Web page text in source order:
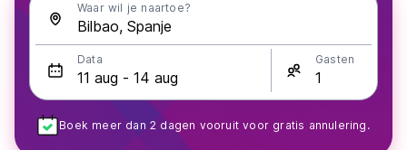
Waar wil je naartoe?
Data Gasten
Boek meer dan 2 dagen vooruit voor gratis annulering.